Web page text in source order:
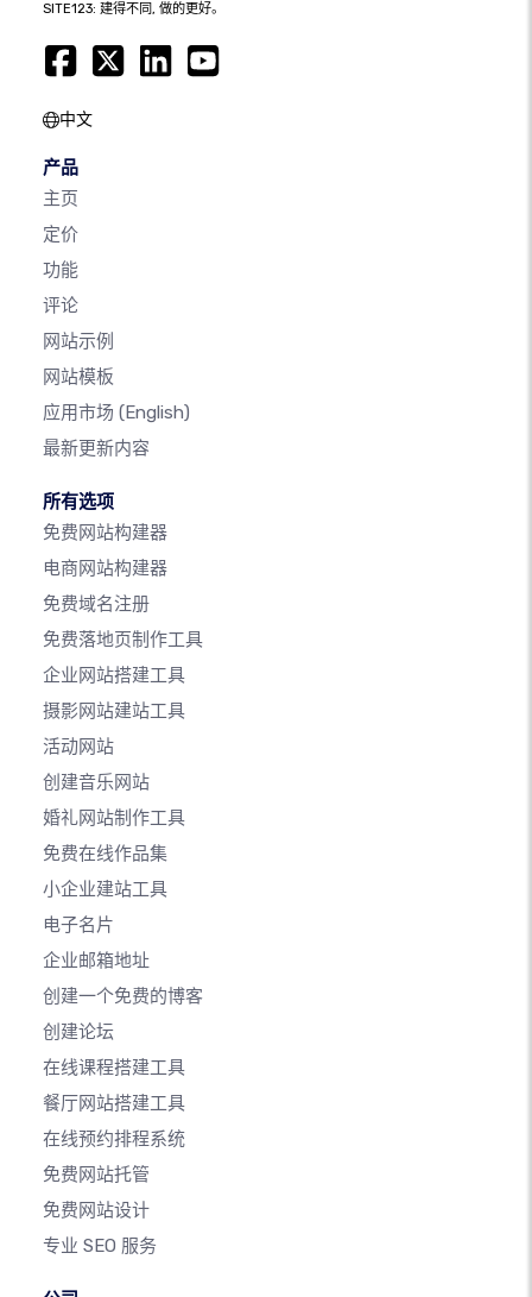
SITE123: 建得不同, 做的更好。
中文
产品
主页
定价
功能
评论
网站示例
网站模板
应用市场 (English)
最新更新内容
所有选项
免费网站构建器
电商网站构建器
免费域名注册
免费落地页制作工具
企业网站搭建工具
摄影网站建站工具
活动网站
创建音乐网站
婚礼网站制作工具
免费在线作品集
小企业建站工具
电子名片
企业邮箱地址
创建一个免费的博客
创建论坛
在线课程搭建工具
餐厅网站搭建工具
在线预约排程系统
免费网站托管
免费网站设计
专业 SEO 服务